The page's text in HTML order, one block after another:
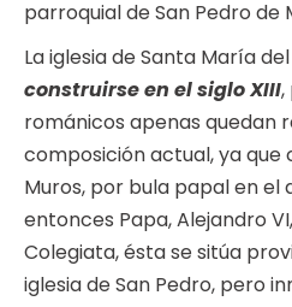
parroquial de San Pedro de
La iglesia de Santa María
construirse en el siglo XIII,
románicos apenas quedan
composición actual, ya que
Muros, por bula papal en el
entonces Papa, Alejandro
Colegiata, ésta se sitúa
iglesia de San Pedro, pero